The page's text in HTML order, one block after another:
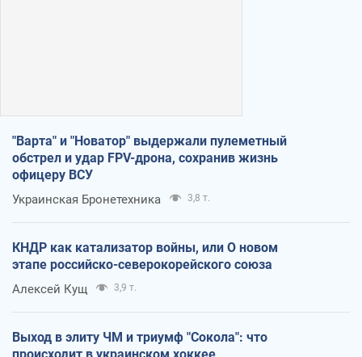
"Варта" и "Новатор" выдержали пулеметный
обстрел и удар FPV-дрона, сохранив жизнь
офицеру ВСУ
Украинская Бронетехника 3,8 т.
КНДР как катализатор войны, или О новом
этапе российско-северокорейского союза
Алексей Кущ 3,9 т.
Выход в элиту ЧМ и триумф "Сокола": что
происходит в украинском хоккее